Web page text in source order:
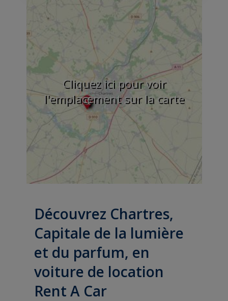
Cliquez ici pour voir
l'emplacement sur la carte
Découvrez Chartres,
Capitale de la lumière
et du parfum, en
voiture de location
Rent A Car